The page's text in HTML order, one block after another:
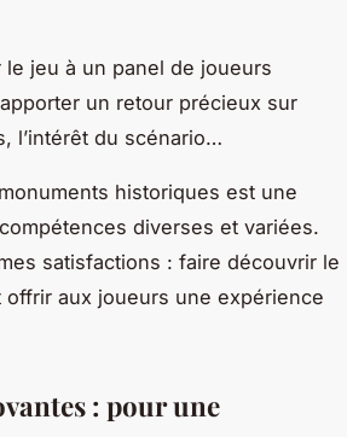
jeu à un panel de joueurs
un retour précieux sur
l’intérêt du scénario…
historiques est une
diverses et variées.
satisfactions : faire découvrir le
aux joueurs une expérience
: pour une